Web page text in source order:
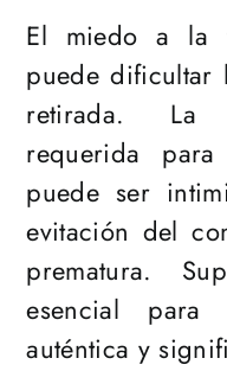
El miedo a la
puede dificultar
retirada. La
requerida
puede ser
evitación del
prematura.
esencial para
auténtica y